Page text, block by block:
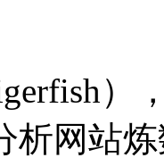
）
析网站